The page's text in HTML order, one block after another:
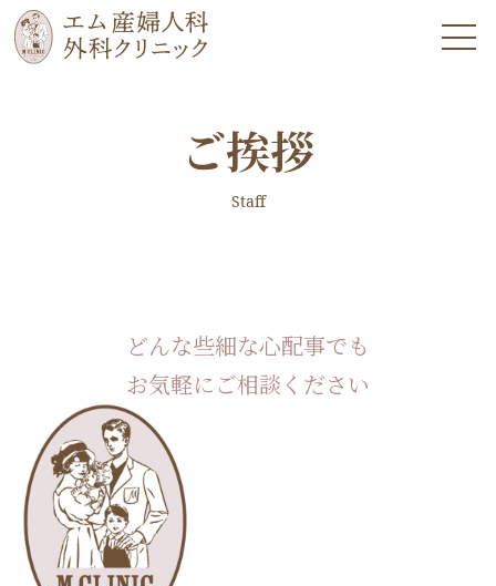
ご挨拶
Staff
どんな些細な心配事でも
お気軽にご相談ください